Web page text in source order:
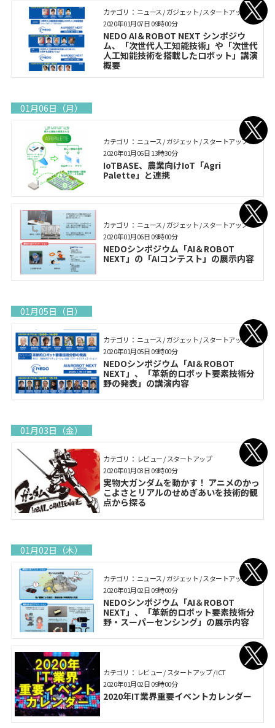
カテゴリ： ニュース / ガジェット / スタートアップ
NEDO AI＆ROBOT NEXT シンポジウ
ム、「次世代人工知能技術」や「次世代
人工知能技術を搭載したロボット」講演
概要
2020年01月07日 09時00分
01月06日（月）
カテゴリ： ニュース / ガジェット / スタートアップ
IoTBASE、農業向けIoT「Agri
Palette」と連携
2020年01月06日 13時30分
カテゴリ： ニュース / ガジェット / スタートアップ
NEDOシンポジウム「AI＆ROBOT
NEXT」の「AIコンテスト」の展示内容
2020年01月06日 09時00分
01月05日（日）
カテゴリ： ニュース / ガジェット / スタートアップ
NEDOシンポジウム「AI＆ROBOT
NEXT」、「革新的ロボット要素技術分
野の発表」の講演内容
2020年01月05日 09時00分
01月03日（金）
カテゴリ： レビュー / スタートアップ
実物大ガンダムを動かす！ アニメのかっ
こよさとリアルのせめぎあいを技術的観
点から探る
2020年01月03日 09時00分
01月02日（木）
カテゴリ： ニュース / ガジェット / スタートアップ
NEDOシンポジウム「AI＆ROBOT
NEXT」、「革新的ロボット要素技術分
野・スーパーセンシング」の展示内容
2020年01月02日 09時00分
カテゴリ： レビュー / スタートアップ / ICT
2020年IT業界重要イベントカレンダー
2020年01月02日 09時00分